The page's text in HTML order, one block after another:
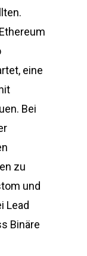
eine
Bei
zu
und
Lead
Binäre